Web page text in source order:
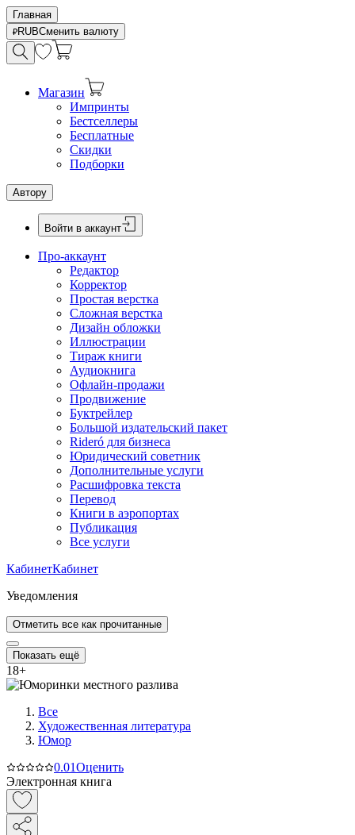
Главная
RUBСменить валюту
Магазин
Импринты
Бестселлеры
Бесплатные
Скидки
Подборки
Автору
Войти в аккаунт
Про-аккаунт
Редактор
Корректор
Простая верстка
Сложная верстка
Дизайн обложки
Иллюстрации
Тираж книги
Аудиокнига
Офлайн-продажи
Продвижение
Буктрейлер
Большой издательский пакет
Rideró для бизнеса
Юридический советник
Дополнительные услуги
Расшифровка текста
Перевод
Книги в аэропортах
Публикация
Все услуги
КабинетКабинет
Уведомления
Отметить все как прочитанные
Показать ещё
18+
Все
Художественная литература
Юмор
0.01Оценить
Электронная книга